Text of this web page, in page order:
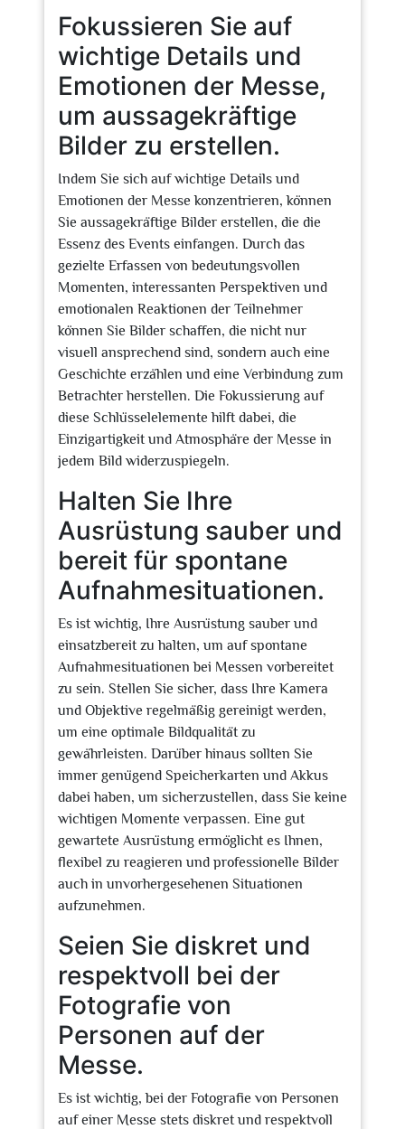
Fokussieren Sie auf
wichtige Details und
Emotionen der Messe,
um aussagekräftige
Bilder zu erstellen.
Indem Sie sich auf wichtige Details und
Emotionen der Messe konzentrieren, können
Sie aussagekräftige Bilder erstellen, die die
Essenz des Events einfangen. Durch das
gezielte Erfassen von bedeutungsvollen
Momenten, interessanten Perspektiven und
emotionalen Reaktionen der Teilnehmer
können Sie Bilder schaffen, die nicht nur
visuell ansprechend sind, sondern auch eine
Geschichte erzählen und eine Verbindung zum
Betrachter herstellen. Die Fokussierung auf
diese Schlüsselelemente hilft dabei, die
Einzigartigkeit und Atmosphäre der Messe in
jedem Bild widerzuspiegeln.
Halten Sie Ihre
Ausrüstung sauber und
bereit für spontane
Aufnahmesituationen.
Es ist wichtig, Ihre Ausrüstung sauber und
einsatzbereit zu halten, um auf spontane
Aufnahmesituationen bei Messen vorbereitet
zu sein. Stellen Sie sicher, dass Ihre Kamera
und Objektive regelmäßig gereinigt werden,
um eine optimale Bildqualität zu
gewährleisten. Darüber hinaus sollten Sie
immer genügend Speicherkarten und Akkus
dabei haben, um sicherzustellen, dass Sie keine
wichtigen Momente verpassen. Eine gut
gewartete Ausrüstung ermöglicht es Ihnen,
flexibel zu reagieren und professionelle Bilder
auch in unvorhergesehenen Situationen
aufzunehmen.
Seien Sie diskret und
respektvoll bei der
Fotografie von
Personen auf der
Messe.
Es ist wichtig, bei der Fotografie von Personen
auf einer Messe stets diskret und respektvoll